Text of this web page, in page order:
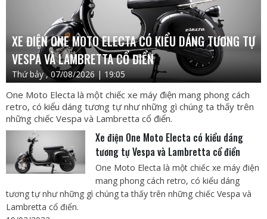
XE ĐIỆN ONE MOTO ELECTA CÓ KIỂU DÁNG TƯƠNG TỰ
VESPA VÀ LAMBRETTA CỔ ĐIỂN
Thứ bảy , 07/08/2026 | 19:05
One Moto Electa là một chiếc xe máy điện mang phong cách
retro, có kiểu dáng tương tự như những gì chúng ta thấy trên
những chiếc Vespa và Lambretta cổ điển.
Xe điện One Moto Electa có kiểu dáng
tương tự Vespa và Lambretta cổ điển
One Moto Electa là một chiếc xe máy điện
mang phong cách retro, có kiểu dáng
tương tự như những gì chúng ta thấy trên những chiếc Vespa và
Lambretta cổ điển.